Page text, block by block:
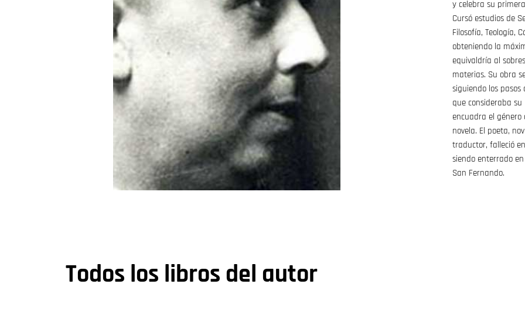
y celebra su
Cursó estudios de
Filosofía, Teología,
obteniendo la
equivaldría al
materias. Su obra
siguiendo los
que consideraba
encuadra el
novela. El poeta,
traductor, falleció
siendo enterrado
San Fernando.
Todos los libros del autor